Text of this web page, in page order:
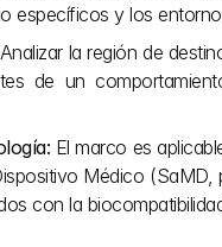
específicos y los
Analizar la región de
de un
El marco es
Médico (SaMD,
con la